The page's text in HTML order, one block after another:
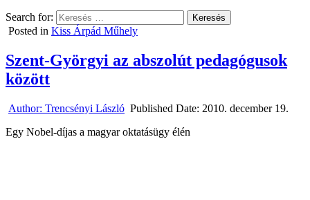
Search for:
Posted in Kiss Árpád Műhely
Szent-Györgyi az abszolút pedagógusok
között
Author: Trencsényi László Published Date: 2010. december 19.
Egy Nobel-díjas a magyar oktatásügy élén